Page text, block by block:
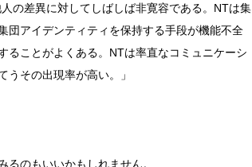
の差異に対してしばしば非寛容である。NTは集
団アイデンティティを保持する手段が機能不全
ることがよくある。NTは率直なコミュニケーシ
うその出現率が高い。」
のもいいかもしれません。